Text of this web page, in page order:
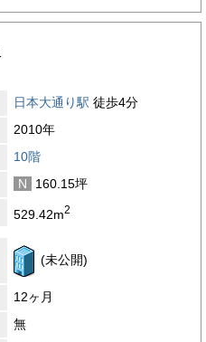
日本大通り駅 徒歩4分
2010年
10階
N
160.15坪
529.42m2
(未公開)
12ヶ月
無